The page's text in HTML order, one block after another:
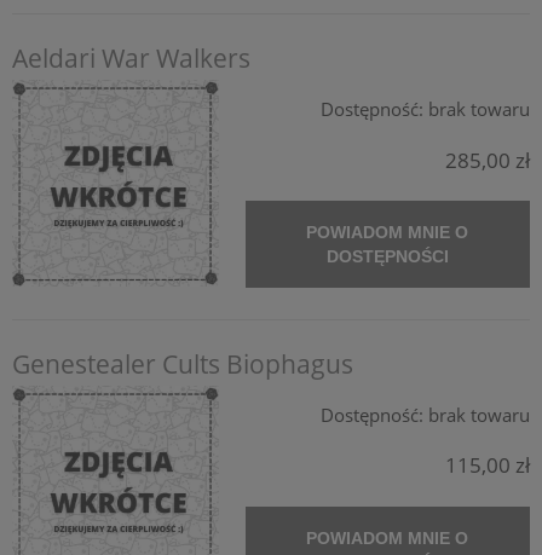
Aeldari War Walkers
Dostępność: brak towaru
285,00 zł
POWIADOM MNIE O
DOSTĘPNOŚCI
Genestealer Cults Biophagus
Dostępność: brak towaru
115,00 zł
POWIADOM MNIE O